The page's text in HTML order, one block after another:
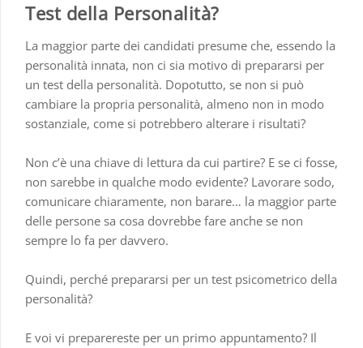
Test della Personalità?
La maggior parte dei candidati presume che, essendo la
personalità innata, non ci sia motivo di prepararsi per
un test della personalità. Dopotutto, se non si può
cambiare la propria personalità, almeno non in modo
sostanziale, come si potrebbero alterare i risultati?
Non c’è una chiave di lettura da cui partire? E se ci fosse,
non sarebbe in qualche modo evidente? Lavorare sodo,
comunicare chiaramente, non barare… la maggior parte
delle persone sa cosa dovrebbe fare anche se non
sempre lo fa per davvero.
Quindi, perché prepararsi per un test psicometrico della
personalità?
E voi vi preparereste per un primo appuntamento? Il